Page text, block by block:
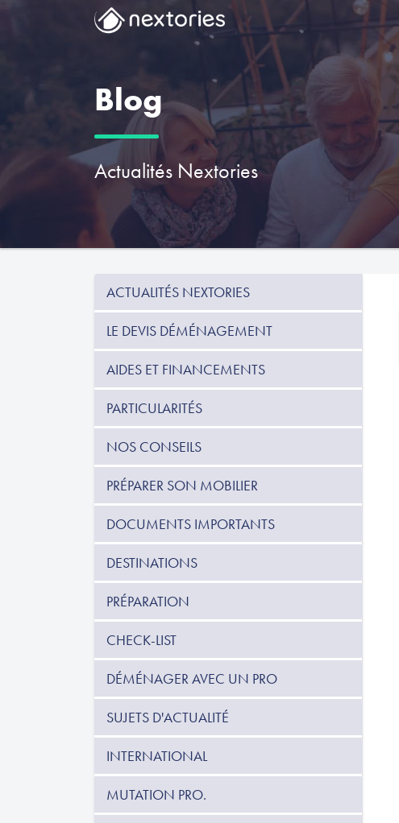
Blog
Actualités Nextories
ACTUALITÉS NEXTORIES
LE DEVIS DÉMÉNAGEMENT
AIDES ET FINANCEMENTS
PARTICULARITÉS
NOS CONSEILS
PRÉPARER SON MOBILIER
DOCUMENTS IMPORTANTS
DESTINATIONS
PRÉPARATION
CHECK-LIST
DÉMÉNAGER AVEC UN PRO
SUJETS D'ACTUALITÉ
INTERNATIONAL
MUTATION PRO.